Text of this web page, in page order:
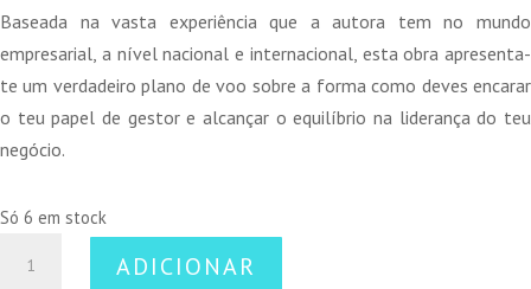
Baseada na vasta experiência que a autora tem no mundo
empresarial, a nível nacional e internacional, esta obra apresenta-
te um verdadeiro plano de voo sobre a forma como deves encarar
o teu papel de gestor e alcançar o equilíbrio na liderança do teu
negócio.
Só 6 em stock
ADICIONAR